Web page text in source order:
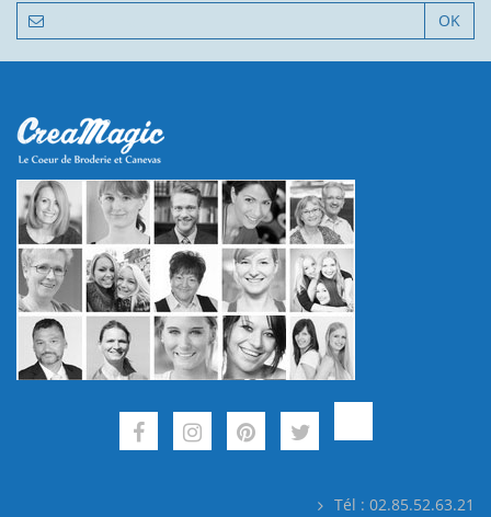
OK
Tél : 02.85.52.63.21